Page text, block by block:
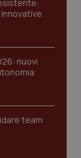
nuovi
team